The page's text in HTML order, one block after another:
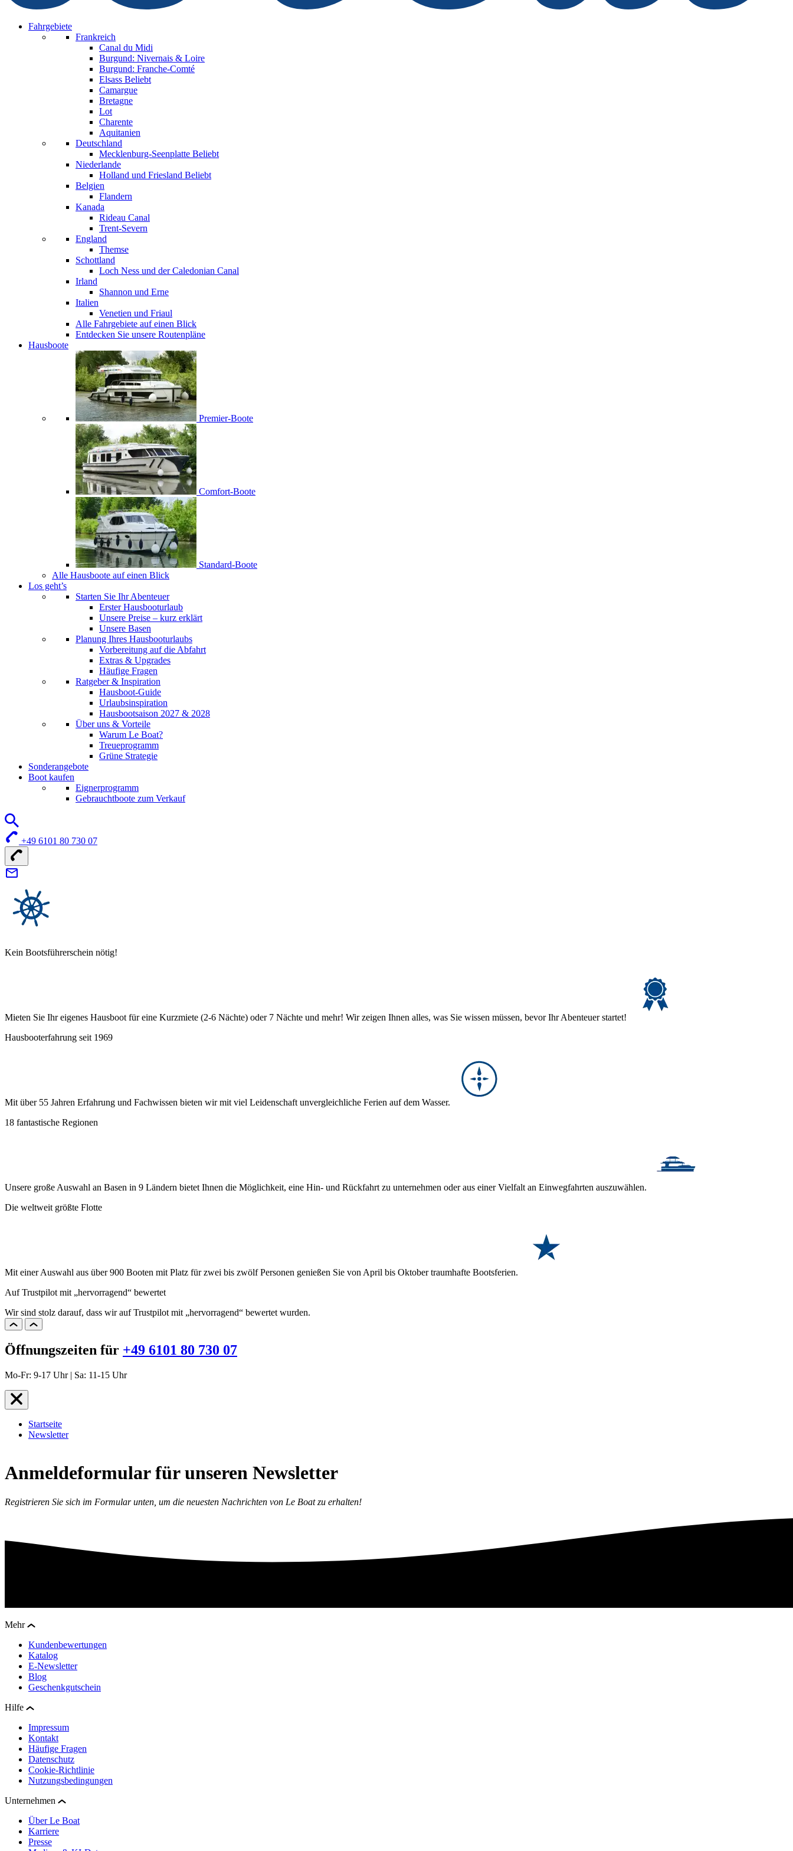
Fahrgebiete
Frankreich
Canal du Midi
Burgund: Nivernais & Loire
Burgund: Franche-Comté
Elsass Beliebt
Camargue
Bretagne
Lot
Charente
Aquitanien
Deutschland
Mecklenburg-Seenplatte Beliebt
Niederlande
Holland und Friesland Beliebt
Belgien
Flandern
Kanada
Rideau Canal
Trent-Severn
England
Themse
Schottland
Loch Ness und der Caledonian Canal
Irland
Shannon und Erne
Italien
Venetien und Friaul
Alle Fahrgebiete auf einen Blick
Entdecken Sie unsere Routenpläne
Hausboote
Premier-Boote
Comfort-Boote
Standard-Boote
Alle Hausboote auf einen Blick
Los geht’s
Starten Sie Ihr Abenteuer
Erster Hausbooturlaub
Unsere Preise – kurz erklärt
Unsere Basen
Planung Ihres Hausbooturlaubs
Vorbereitung auf die Abfahrt
Extras & Upgrades
Häufige Fragen
Ratgeber & Inspiration
Hausboot-Guide
Urlaubsinspiration
Hausbootsaison 2027 & 2028
Über uns & Vorteile
Warum Le Boat?
Treueprogramm
Grüne Strategie
Sonderangebote
Boot kaufen
Eignerprogramm
Gebrauchtboote zum Verkauf
+49 6101 80 730 07
Kein Bootsführerschein nötig!
Mieten Sie Ihr eigenes Hausboot für eine Kurzmiete (2-6 Nächte) oder 7 Nächte und mehr! Wir zeigen Ihnen alles, was Sie wissen müssen, bevor Ihr Abenteuer startet!
Hausbooterfahrung seit 1969
Mit über 55 Jahren Erfahrung und Fachwissen bieten wir mit viel Leidenschaft unvergleichliche Ferien auf dem Wasser.
18 fantastische Regionen
Unsere große Auswahl an Basen in 9 Ländern bietet Ihnen die Möglichkeit, eine Hin- und Rückfahrt zu unternehmen oder aus einer Vielfalt an Einwegfahrten auszuwählen.
Die weltweit größte Flotte
Mit einer Auswahl aus über 900 Booten mit Platz für zwei bis zwölf Personen genießen Sie von April bis Oktober traumhafte Bootsferien.
Auf Trustpilot mit „hervorragend“ bewertet
Wir sind stolz darauf, dass wir auf Trustpilot mit „hervorragend“ bewertet wurden.
Öffnungszeiten für +49 6101 80 730 07
Mo-Fr: 9-17 Uhr | Sa: 11-15 Uhr
Startseite
Newsletter
Anmeldeformular für unseren Newsletter
Registrieren Sie sich im Formular unten, um die neuesten Nachrichten von Le Boat zu erhalten!
Mehr
Kundenbewertungen
Katalog
E-Newsletter
Blog
Geschenkgutschein
Hilfe
Impressum
Kontakt
Häufige Fragen
Datenschutz
Cookie-Richtlinie
Nutzungsbedingungen
Unternehmen
Über Le Boat
Karriere
Presse